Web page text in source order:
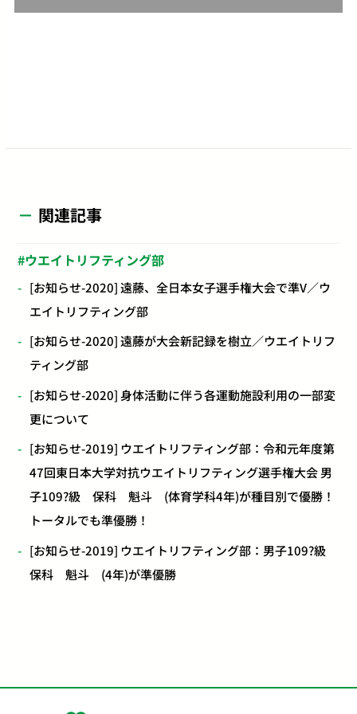
関連記事
ウエイトリフティング部
[お知らせ-2020] 遠藤、全日本女子選手権大会で準V／ウ
エイトリフティング部
[お知らせ-2020] 遠藤が大会新記録を樹立／ウエイトリフ
ティング部
[お知らせ-2020] 身体活動に伴う各運動施設利用の一部変
更について
[お知らせ-2019] ウエイトリフティング部：令和元年度第
47回東日本大学対抗ウエイトリフティング選手権大会 男
子109?級 保科 魁斗 (体育学科4年)が種目別で優勝！
トータルでも準優勝！
[お知らせ-2019] ウエイトリフティング部：男子109?級
保科 魁斗 (4年)が準優勝